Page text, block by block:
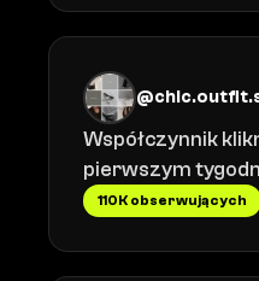
Współczynnik
pierwszym
110K obserwujących